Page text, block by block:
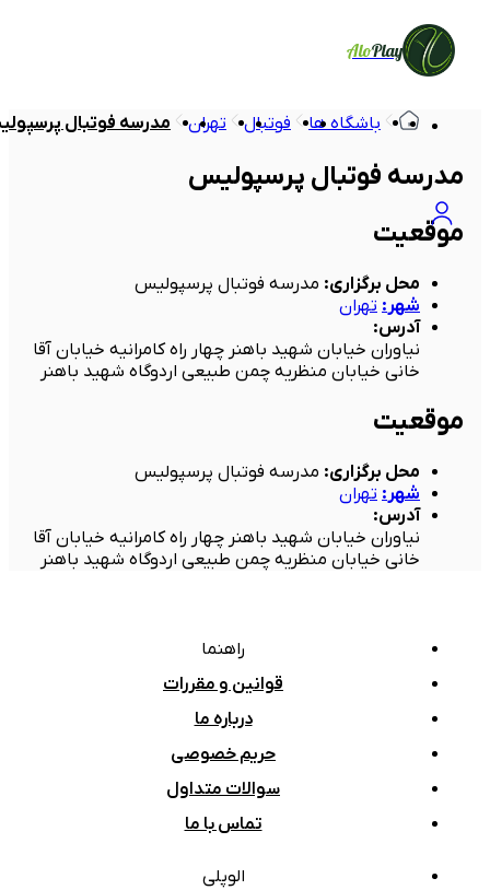
AloPlay
باشگاه ها فوتبال تهران مدرسه فوتبال
مدرسه فوتبال پرسپولیس
موقعیت
محل برگزاری: مدرسه فوتبال پرسپولیس
شهر : تهران
آدرس:
نیاوران خیابان شهید باهنر چهار راه کامرانیه خیابان آقا
خانی خیابان منظریه چمن طبیعی اردوگاه شهید باهنر
موقعیت
محل برگزاری: مدرسه فوتبال پرسپولیس
شهر : تهران
آدرس:
نیاوران خیابان شهید باهنر چهار راه کامرانیه خیابان آقا
خانی خیابان منظریه چمن طبیعی اردوگاه شهید باهنر
راهنما
قوانین و مقررات
درباره ما
حریم خصوصی
سوالات متداول
تماس با ما
الوپلی